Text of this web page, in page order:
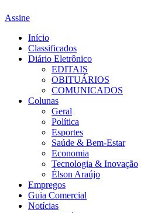
Assine
Início
Classificados
Diário Eletrônico
EDITAIS
OBITUÁRIOS
COMUNICADOS
Colunas
Geral
Política
Esportes
Saúde & Bem-Estar
Economia
Tecnologia & Inovação
Élson Araújo
Empregos
Guia Comercial
Notícias